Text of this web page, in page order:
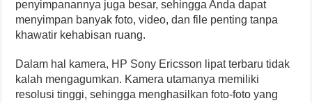
penyimpanannya juga besar, sehingga Anda dapat
menyimpan banyak foto, video, dan file penting tanpa
khawatir kehabisan ruang.
Dalam hal kamera, HP Sony Ericsson lipat terbaru tidak
kalah mengagumkan. Kamera utamanya memiliki
resolusi tinggi, sehingga menghasilkan foto-foto yang